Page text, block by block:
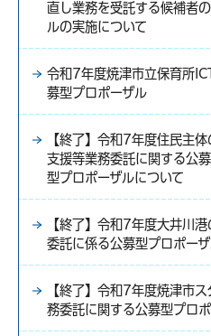
直し業務を受託する候補者
ルの実施について
令和7年度焼津市立保育所
募型プロポーザル
【終了】令和7年度住民主
支援等業務委託に関する公
型プロポーザルについて
【終了】令和7年度大井川
委託に係る公募型プロポー
【終了】令和7年度焼津市
務委託に関する公募型プロ